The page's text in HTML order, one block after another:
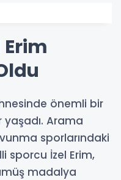
önemli bir
Arama
sporlarındaki
sporcu İzel Erim,
madalya